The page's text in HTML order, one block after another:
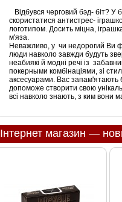
Відбувся черговий бэд- біт? У
скористатися антистрес-
логотипом. Досить міцна,
м'яза.
Неважливо, у чи недорогий Ви
люди навколо завжди будуть
неабиякі й модні речі із
покерными комбінаціями, зі
аксесуарами. Вас запам'ятають
допоможе створити свою
всі навколо знають, з ким вони
Інтернет магазин —